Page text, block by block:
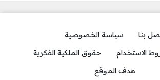
بنا
سياسة الخصوصية
الاستخدام
حقوق الملكية الفكرية
هدف الموقع